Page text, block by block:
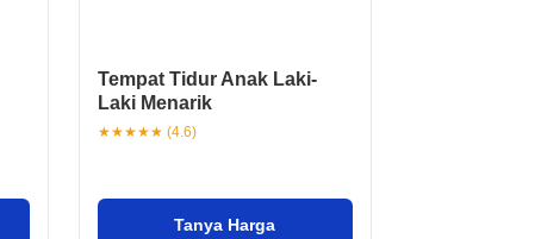
Tempat Tidur Anak Laki-
Laki Menarik
★★★★★ (4.6)
Tanya Harga